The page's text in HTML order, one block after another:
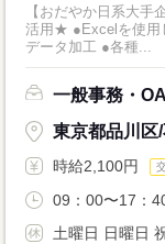
【おだやか日系大
活用★ ●Excelを使用
データ加工 ●各種...
一般事務・
東京都品川区/
時給2,100円
09：00〜17：
土曜日 日曜日